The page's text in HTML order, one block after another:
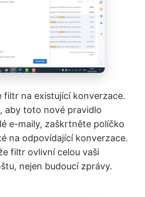
filtr na existující konverzace.
aby toto nové pravidlo
e-maily, zaškrtněte políčko
na odpovídající konverzace.
filtr ovlivní celou vaši
nejen budoucí zprávy.